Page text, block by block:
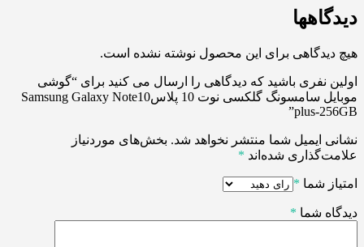
دیدگاهها
هیچ دیدگاهی برای این محصول نوشته نشده است.
اولین نفری باشید که دیدگاهی را ارسال می کنید برای “گوشی
موبایل سامسونگ گلکسی نوت 10 پلاسSamsung Galaxy Note10
plus-256GB”
نشانی ایمیل شما منتشر نخواهد شد. بخش‌های موردنیاز
علامت‌گذاری شده‌اند *
امتیاز شما *
دیدگاه شما *